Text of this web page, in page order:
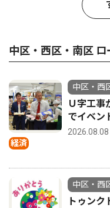
中区・西区・南区
経済
中区・西
Ｕ字工
でイベン
2026.08.08
中区・西
トゥン